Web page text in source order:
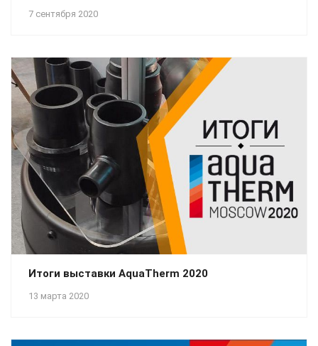
7 сентября 2020
13 марта 2020
Итоги выставки AquaTherm 2020